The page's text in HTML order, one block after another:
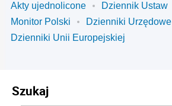
Akty ujednolicone
Dziennik Ustaw
Monitor Polski
Dzienniki Urzędowe
Dzienniki Unii Europejskiej
Szukaj